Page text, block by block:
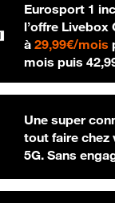
Eurosport 1
l’offre Livebox
à 29,99€/mois
mois puis
Une super
tout faire chez
5G. Sans